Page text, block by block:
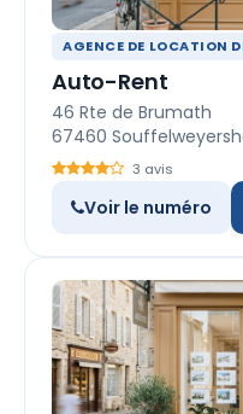
AGENCE DE LOCATION
Auto-Rent
46 Rte de Brumath
67460
3 avis
Voir le numéro